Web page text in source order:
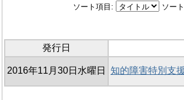
ソート項目: ソー
発行日
2016年11月30日水曜日 知的障害特別支